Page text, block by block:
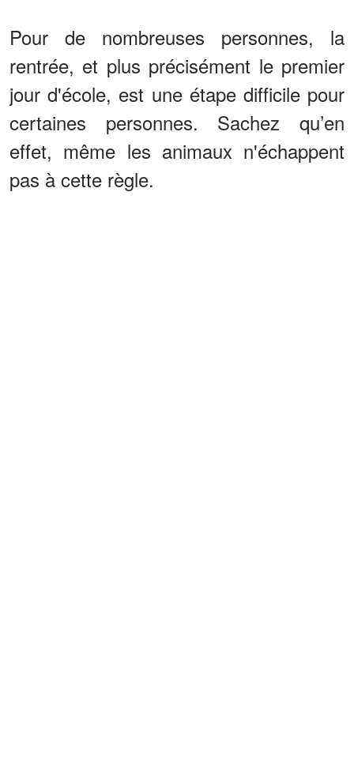
Pour de nombreuses personnes, la
rentrée, et plus précisément le premier
jour d'école, est une étape difficile pour
certaines personnes. Sachez qu’en
effet, même les animaux n'échappent
pas à cette règle.